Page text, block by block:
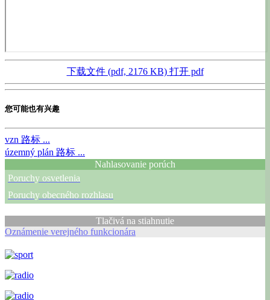
下载文件 (pdf, 2176 KB) 打开 pdf
您可能也有兴趣
vzn 路标 ...
územný plán 路标 ...
Nahlasovanie porúch
Poruchy osvetlenia
Poruchy obecného rozhlasu
Tlačivá na stiahnutie
Oznámenie verejného funkcionára